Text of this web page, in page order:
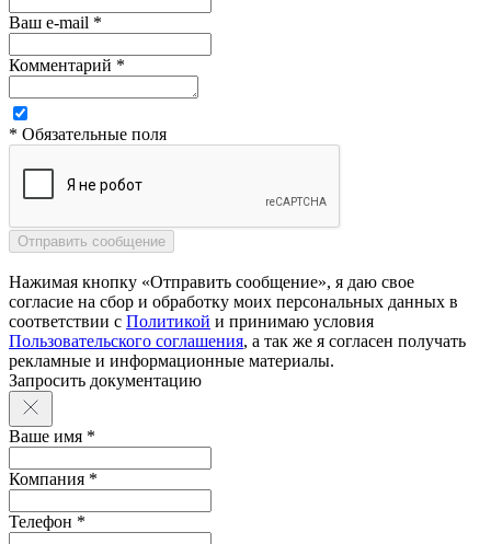
Ваш e-mail *
Комментарий *
* Обязательные поля
Нажимая кнопку «Отправить сообщение», я даю свое
согласие на сбор и обработку моих персональных данных в
соответствии с Политикой и принимаю условия
Пользовательского соглашения, а так же я согласен получать
рекламные и информационные материалы.
Запросить документацию
Ваше имя *
Компания *
Телефон *